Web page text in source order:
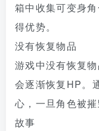
箱中收集可变身
得优势。
没有恢复物品
游戏中没有恢复
会逐渐恢复HP。
心，一旦角色被摧
故事